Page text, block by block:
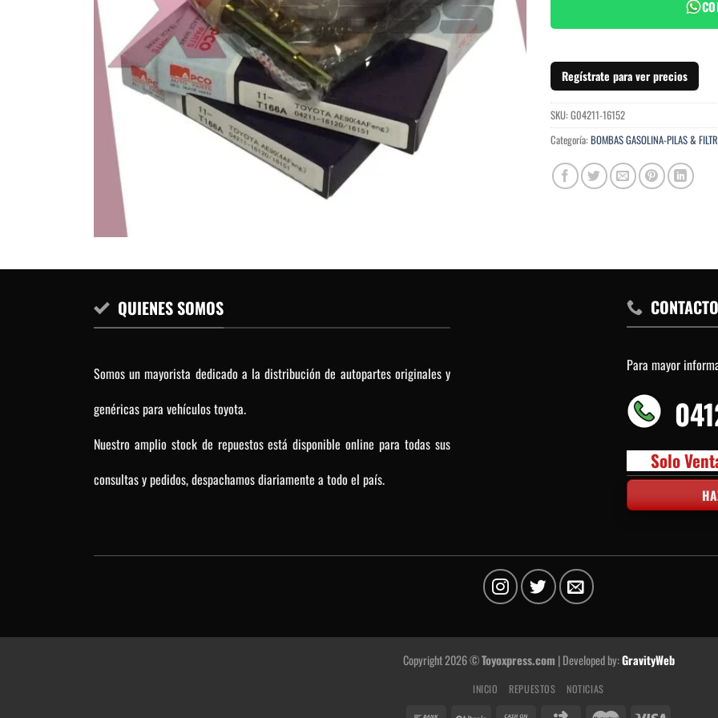
Regístrate para ver precios
SKU: G04211-16152
Categoría: BOMBAS GASOLINA-PILAS &
QUIENES SOMOS
Somos un mayorista dedicado a la distribución de autopartes originales y
genéricas para vehículos toyota.
Nuestro amplio stock de repuestos está disponible online para todas sus
consultas y pedidos, despachamos diariamente a todo el país.
CONTACTO
Para mayor
Solo
Copyright 2026 ©Toyoxpress.com | Developed by:GravityWeb
INICIO REPUESTOS NOTICIAS